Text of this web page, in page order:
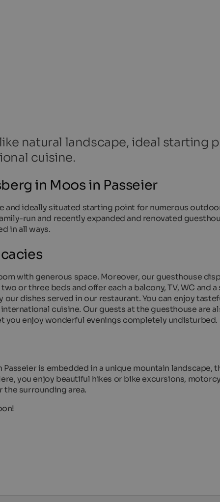
natural landscape, ideal starting
cuisine.
in Moos in Passeier
and ideally situated starting point for numerous
run and recently expanded and renovated
in all ways.
with generous space. Moreover, our guesthouse
or three beds and offer each a balcony, TV, WC and
dishes served in our restaurant. You can enjoy
cuisine. Our guests at the guesthouse are
you enjoy wonderful evenings completely undisturbed.
is embedded in a unique mountain landscape,
you enjoy beautiful hikes or bike excursions,
the surrounding area.